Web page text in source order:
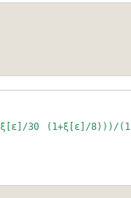
30 (1+ξ[ε]/